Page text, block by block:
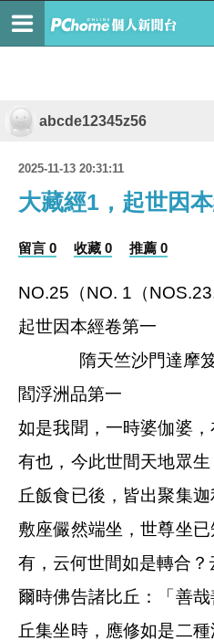
abcde12345z56
2025-11-13 20:31:11
大藏經1，起世因
留言 0 收藏 0 推薦 0
NO.25 （NO. 1 （
起世因本經卷第一
隋天竺沙門達摩笈
閻浮洲品第一
如是我聞，一時婆伽婆
有也，今此世間天地眾
丘飯食已後，皆出聚集
敷座儼然端坐，世尊坐
有，云何世間如是轉合
爾時佛告諸比丘：「善
丘集坐時，應修如是二